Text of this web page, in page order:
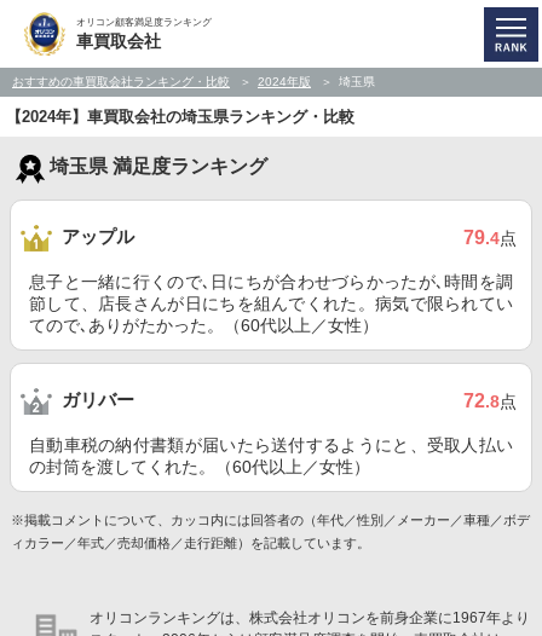
オリコン顧客満足度ランキング
車買取会社
おすすめの車買取会社ランキング・比較 2024年版 埼玉県
【2024年】車買取会社の埼玉県ランキング・比較
埼玉県 満足度ランキング
アップル 79.4点
息子と一緒に行くので､日にちが合わせづらかったが､時間を調
節して、店長さんが日にちを組んでくれた。病気で限られてい
てので､ありがたかった。（60代以上／女性）
ガリバー 72.8点
自動車税の納付書類が届いたら送付するようにと、受取人払い
の封筒を渡してくれた。（60代以上／女性）
※掲載コメントについて、カッコ内には回答者の（年代／性別／メーカー／車種／ボデ
ィカラー／年式／売却価格／走行距離）を記載しています。
オリコンランキングは、株式会社オリコンを前身企業に1967年より